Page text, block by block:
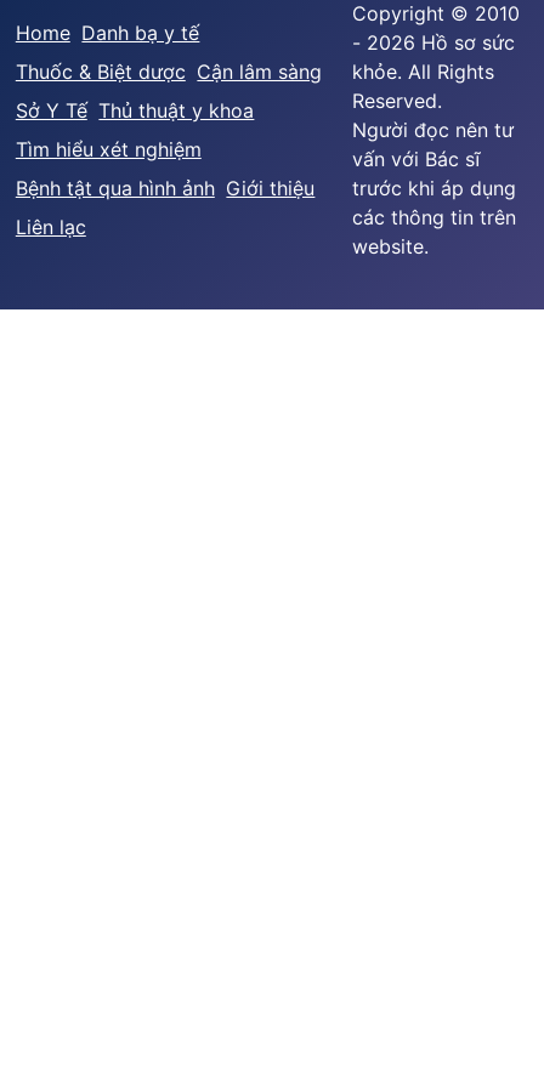
Home Danh bạ y tế
Thuốc & Biệt dược Cận lâm sàng
Sở Y Tế Thủ thuật y khoa
Tìm hiểu xét nghiệm
Bệnh tật qua hình ảnh Giới thiệu
Liên lạc
Copyright © 2010
- 2026 Hồ sơ sức
khỏe. All Rights
Reserved.
Người đọc nên tư
vấn với Bác sĩ
trước khi áp dụng
các thông tin trên
website.